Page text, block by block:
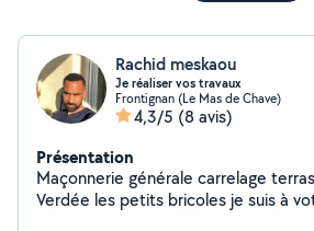
Rachid meskaou
Je réaliser vos travaux
Frontignan (Le Mas de Chave)
4,3/5 (8 avis)
Présentation
Maçonnerie générale carrelage
Verdée les petits bricoles je suis à